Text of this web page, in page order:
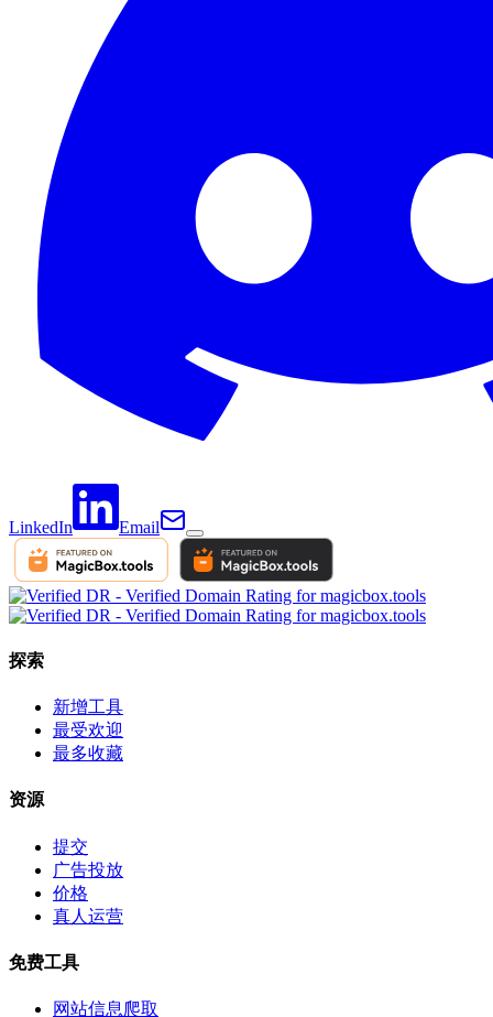
LinkedIn Email
探索
新增工具
最受欢迎
最多收藏
资源
提交
广告投放
价格
真人运营
免费工具
网站信息爬取